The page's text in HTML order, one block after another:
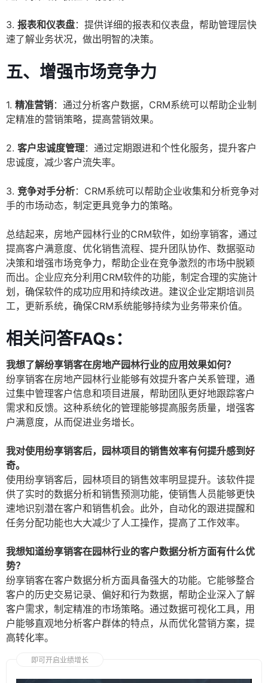
3. 报表和仪表盘：提供详细的报表和仪表盘，帮助管理层快
速了解业务状况，做出明智的决策。
五、增强市场竞争力
1. 精准营销：通过分析客户数据，CRM系统可以帮助企业制
定精准的营销策略，提高营销效果。
2. 客户忠诚度管理：通过定期跟进和个性化服务，提升客户
忠诚度，减少客户流失率。
3. 竞争对手分析：CRM系统可以帮助企业收集和分析竞争对
手的市场动态，制定更具竞争力的策略。
总结起来，房地产园林行业的CRM软件，如纷享销客，通过
提高客户满意度、优化销售流程、提升团队协作、数据驱动
决策和增强市场竞争力，帮助企业在竞争激烈的市场中脱颖
而出。企业应充分利用CRM软件的功能，制定合理的实施计
划，确保软件的成功应用和持续改进。建议企业定期培训员
工，更新系统，确保CRM系统能够持续为业务带来价值。
相关问答FAQs：
我想了解纷享销客在房地产园林行业的应用效果如何？
纷享销客在房地产园林行业能够有效提升客户关系管理，通
过集中管理客户信息和项目进展，帮助团队更好地跟踪客户
需求和反馈。这种系统化的管理能够提高服务质量，增强客
户满意度，从而促进业务增长。
我对使用纷享销客后，园林项目的销售效率有何提升感到好
奇。
使用纷享销客后，园林项目的销售效率明显提升。该软件提
供了实时的数据分析和销售预测功能，使销售人员能够更快
速地识别潜在客户和销售机会。此外，自动化的跟进提醒和
任务分配功能也大大减少了人工操作，提高了工作效率。
我想知道纷享销客在园林行业的客户数据分析方面有什么优
势？
纷享销客在客户数据分析方面具备强大的功能。它能够整合
客户的历史交易记录、偏好和行为数据，帮助企业深入了解
客户需求，制定精准的市场策略。通过数据可视化工具，用
户能够直观地分析客户群体的特点，从而优化营销方案，提
高转化率。
即可开启业绩增长